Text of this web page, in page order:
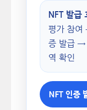
NFT 발급
평가 참
증 발급 →
역 확인
NFT 인증